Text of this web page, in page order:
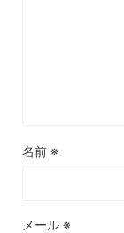
名前 ※
メール ※